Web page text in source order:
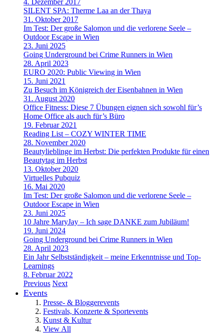
4. Dezember 2017
SILENT SPA: Therme Laa an der Thaya
31. Oktober 2017
Im Test: Der große Salomon und die verlorene Seele –
Outdoor Escape in Wien
23. Juni 2025
Going Underground bei Crime Runners in Wien
28. April 2023
EURO 2020: Public Viewing in Wien
15. Juni 2021
Zu Besuch im Königreich der Eisenbahnen in Wien
31. August 2020
Office Fitness: Diese 7 Übungen eignen sich sowohl für’s
Home Office als auch für’s Büro
19. Februar 2021
Reading List – COZY WINTER TIME
28. November 2020
Beautylieblinge im Herbst: Die perfekten Produkte für einen
Beautytag im Herbst
13. Oktober 2020
Virtuelles Pubquiz
16. Mai 2020
Im Test: Der große Salomon und die verlorene Seele –
Outdoor Escape in Wien
23. Juni 2025
10 Jahre MaryJay – Ich sage DANKE zum Jubiläum!
19. Juni 2024
Going Underground bei Crime Runners in Wien
28. April 2023
Ein Jahr Selbstständigkeit – meine Erkenntnisse und Top-
Learnings
8. Februar 2022
Previous Next
Events
Presse- & Bloggerevents
Festivals, Konzerte & Sportevents
Kunst & Kultur
View All